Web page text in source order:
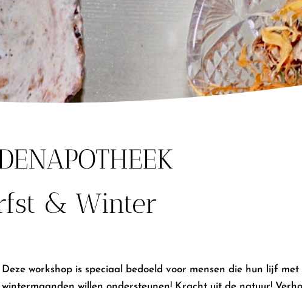
& Winter
Deze workshop is speciaal bedoeld voor mensen die hun lijf